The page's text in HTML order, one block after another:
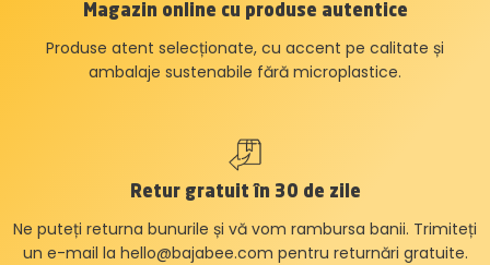
Magazin online cu produse autentice
Produse atent selecționate, cu accent pe calitate și
ambalaje sustenabile fără microplastice.
Retur gratuit în 30 de zile
Ne puteți returna bunurile și vă vom rambursa banii. Trimiteți
un e-mail la hello@bajabee.com pentru returnări gratuite.